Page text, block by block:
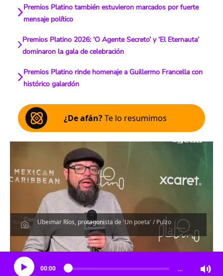
Premios Platino también estuvieron marcados por fuerte
mensaje político
Premios Platino 2026: ‘O Agente Secreto’ y ‘El Eternauta’
dominaron la gala de celebración
Premios Platino rinde homenaje a Guillermo Francella con
histórico galardón
¿De afán?Te lo resumimos
Ubeimar Ríos, protagonista de 'Un poeta' / Pulzo
Escucha el artículo
00:00 …